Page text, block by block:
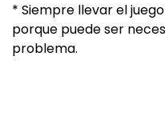
* Siempre llevar el
porque puede ser
problema.